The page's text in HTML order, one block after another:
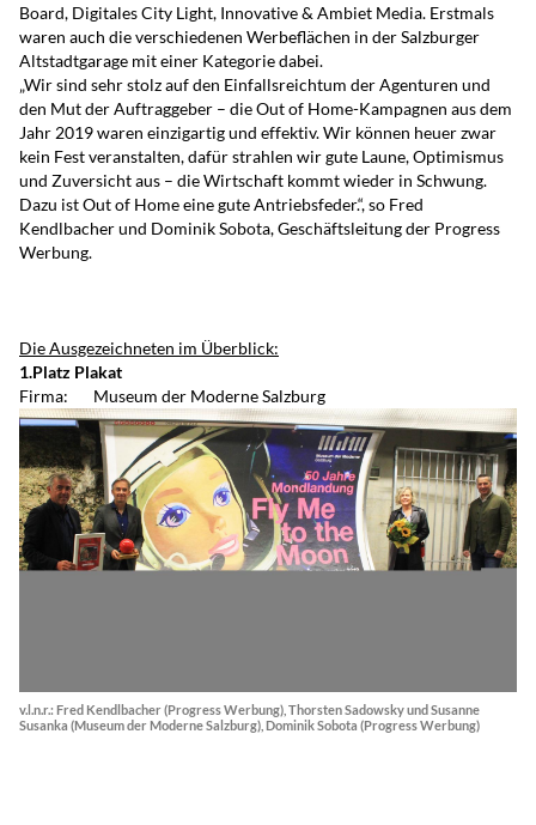
Board, Digitales City Light, Innovative & Ambiet Media. Erstmals
waren auch die verschiedenen Werbeflächen in derSalzburger
Altstadtgarage mit einer Kategorie dabei.
„Wir sind sehr stolz auf den Einfallsreichtum der Agenturen und
den Mut der Auftraggeber – die Out of Home-Kampagnen aus dem
Jahr 2019 waren einzigartig und effektiv. Wir können heuer zwar
kein Fest veranstalten, dafür strahlen wir gute Laune, Optimismus
und Zuversicht aus – die Wirtschaft kommt wieder in Schwung.
Dazu ist Out of Home eine gute Antriebsfeder.“, so Fred
Kendlbacher und Dominik Sobota, Geschäftsleitung der Progress
Werbung.
Die Ausgezeichneten im Überblick:
1.Platz Plakat
Firma: Museum der Moderne Salzburg
v.l.n.r.: Fred Kendlbacher (Progress Werbung), Thorsten Sadowsky und Susanne
Susanka (Museum der Moderne Salzburg), Dominik Sobota (Progress Werbung)